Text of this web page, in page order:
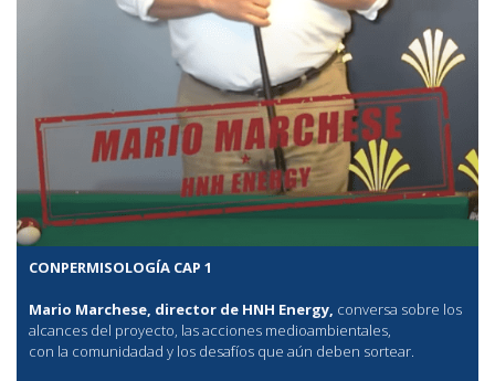
CONPERMISOLOGÍA CAP 1
Mario Marchese, director de HNH Energy, conversa sobre los
alcances del proyecto, las acciones medioambientales,
con la comunidadad y los desafíos que aún deben sortear.